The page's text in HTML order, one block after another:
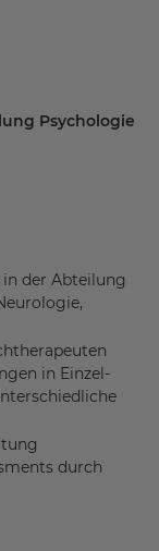
Psychologie
der Abteilung
in Einzel-
durch